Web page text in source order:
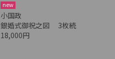
new
小国政
銀婚式御祝之図 3枚続
18,000円